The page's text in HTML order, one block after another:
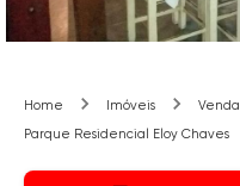
Home Imóveis Venda
Parque Residencial Eloy Chaves